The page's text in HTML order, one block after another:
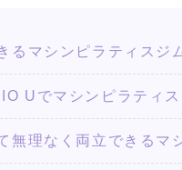
るマシンピラティスジ
Uでマシンピラティス
無理なく両立できるマ